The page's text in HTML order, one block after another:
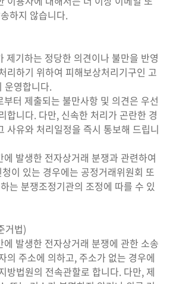
하지 않습니다.
제기하는 정당한 의견이나 불만을 반영
리하기 위하여 피해보상처리기구인 고
운영합니다.
터 제출되는 불만사항 및 의견은 우선
합니다. 다만, 신속한 처리가 곤란한 경
사유와 처리일정을 즉시 통보해 드립니
발생한 전자상거래 분쟁과 관련하여
이 있는 경우에는 공정거래위원회 또
는 분쟁조정기관의 조정에 따를 수 있
거법)
에 발생한 전자상거래 분쟁에 관한 소송
의 주소에 의하고, 주소가 없는 경우에
방법원의 전속관할로 합니다. 다만, 제